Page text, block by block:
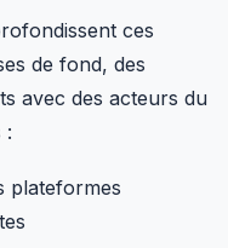
ces
de fond, des
avec des acteurs du
:
plateformes